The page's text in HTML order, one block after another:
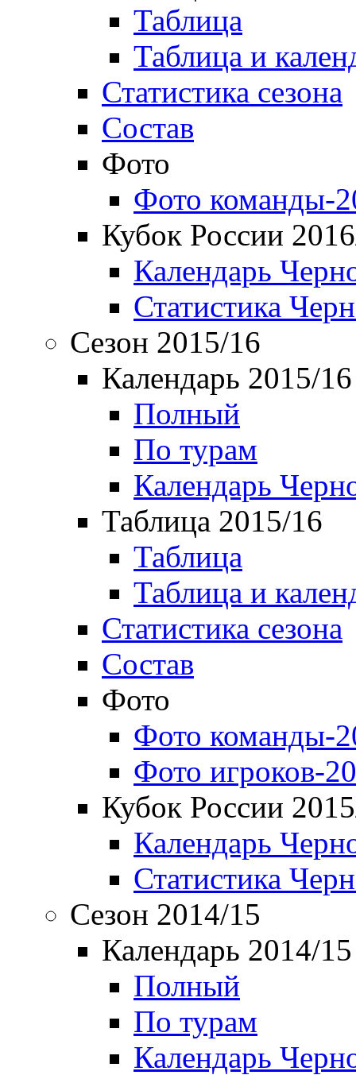
Таблица
Таблица и
Статистика сезона
Состав
Фото
Фото команды-
Кубок России
Календарь
Статистика
Сезон 2015/16
Календарь 2015/16
Полный
По турам
Календарь
Таблица 2015/16
Таблица
Таблица и
Статистика сезона
Состав
Фото
Фото команды-
Фото игроков-
Кубок России
Календарь
Статистика
Сезон 2014/15
Календарь 2014/15
Полный
По турам
Календарь